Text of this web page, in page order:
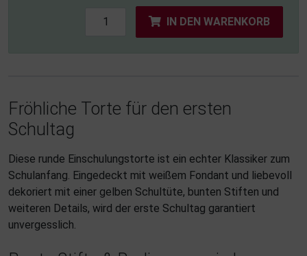
IN DEN WARENKORB
Fröhliche Torte für den ersten
Schultag
Diese runde Einschulungstorte ist ein echter Klassiker zum
Schulanfang. Eingedeckt mit weißem Fondant und liebevoll
dekoriert mit einer gelben Schultüte, bunten Stiften und
weiteren Details, wird der erste Schultag garantiert
unvergesslich.